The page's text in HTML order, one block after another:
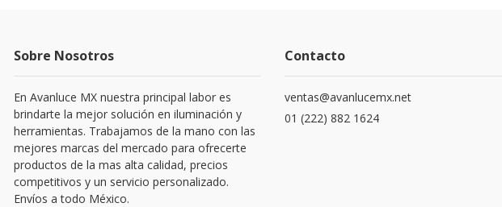
Sobre Nosotros
En Avanluce MX nuestra principal labor es
brindarte la mejor solución en iluminación y
herramientas. Trabajamos de la mano con las
mejores marcas del mercado para ofrecerte
productos de la mas alta calidad, precios
competitivos y un servicio personalizado.
Envíos a todo México.
Contacto
ventas@avanlucemx.net
01 (222) 882 1624